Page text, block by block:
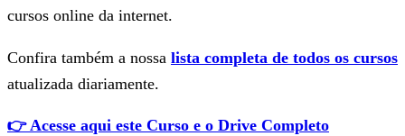
cursos online da internet.
Confira também a nossa lista completa de todos os cursos
atualizada diariamente.
👉 Acesse aqui este Curso e o Drive Completo